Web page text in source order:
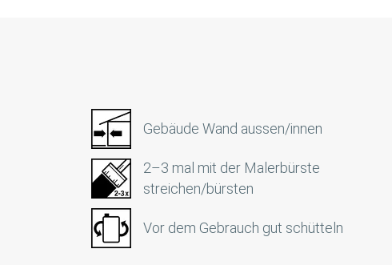
Gebäude Wand aussen/innen
2–3 mal mit der Malerbürste
streichen/bürsten
Vor dem Gebrauch gut schütteln